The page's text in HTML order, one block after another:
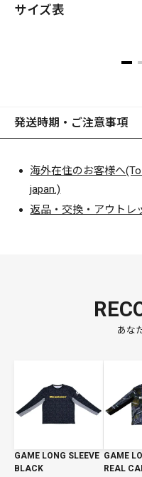
サイズ表
発送時期・ご注意事項
海外在住のお客様へ
japan.)
返品・交換・アウトレ
あな
GAME LONG SLEEVE
BLACK
GAME
REAL